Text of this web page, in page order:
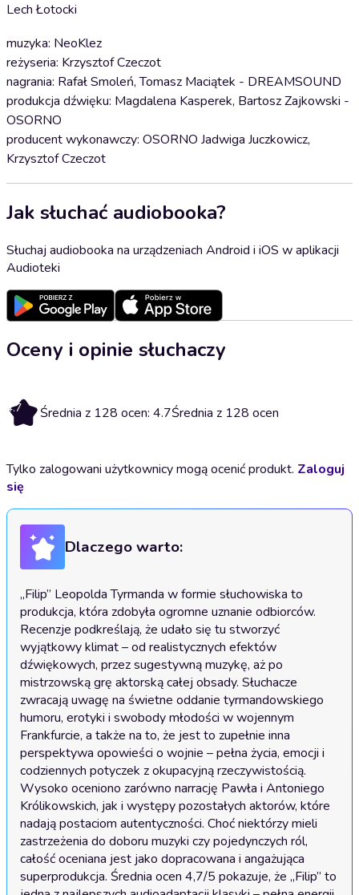
Lech Łotocki
muzyka: NeoKlez
reżyseria: Krzysztof Czeczot
nagrania: Rafał Smoleń, Tomasz Maciątek - DREAMSOUND
produkcja dźwięku: Magdalena Kasperek, Bartosz Zajkowski -
OSORNO
producent wykonawczy: OSORNO Jadwiga Juczkowicz,
Krzysztof Czeczot
Jak słuchać audiobooka?
Słuchaj audiobooka na urządzeniach Android i iOS w aplikacji
Audioteki
Oceny i opinie słuchaczy
4.7 Średnia z 128 ocen: 4.7Średnia z 128 ocen
Tylko zalogowani użytkownicy mogą ocenić produkt. Zaloguj
się
Dlaczego warto:
„Filip” Leopolda Tyrmanda w formie słuchowiska to
produkcja, która zdobyła ogromne uznanie odbiorców.
Recenzje podkreślają, że udało się tu stworzyć
wyjątkowy klimat – od realistycznych efektów
dźwiękowych, przez sugestywną muzykę, aż po
mistrzowską grę aktorską całej obsady. Słuchacze
zwracają uwagę na świetne oddanie tyrmandowskiego
humoru, erotyki i swobody młodości w wojennym
Frankfurcie, a także na to, że jest to zupełnie inna
perspektywa opowieści o wojnie – pełna życia, emocji i
codziennych potyczek z okupacyjną rzeczywistością.
Wysoko oceniono zarówno narrację Pawła i Antoniego
Królikowskich, jak i występy pozostałych aktorów, które
nadają postaciom autentyczności. Choć niektórzy mieli
zastrzeżenia do doboru muzyki czy pojedynczych ról,
całość oceniana jest jako dopracowana i angażująca
superprodukcja. Średnia ocen 4,7/5 pokazuje, że „Filip” to